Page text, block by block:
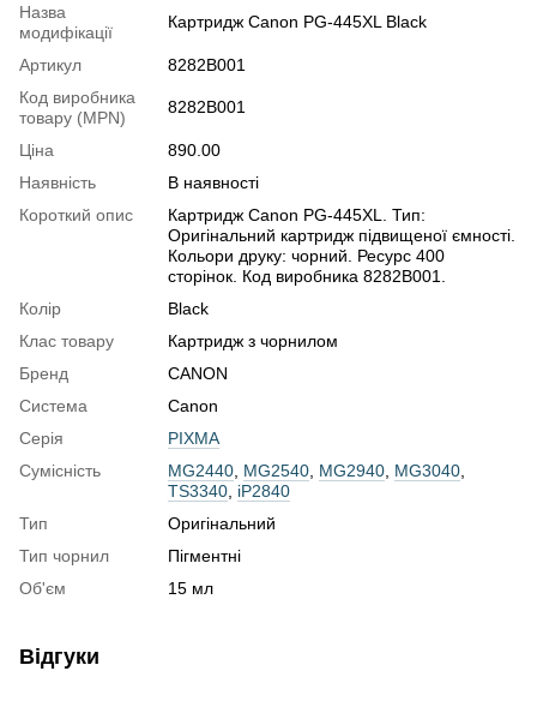
Назва
модифікації
Картридж Canon PG-445XL Black
Артикул
8282B001
Код виробника
товару (MPN)
8282B001
Ціна
890.00
Наявність
В наявності
Короткий опис
Картридж Canon PG-445XL. Тип:
Оригінальний картридж підвищеної ємності.
Кольори друку: чорний. Ресурс 400
сторінок. Код виробника 8282B001.
Колір
Black
Клас товару
Картридж з чорнилом
Бренд
CANON
Система
Canon
Серія
PIXMA
Сумісність
MG2440 MG2540 MG2940 MG3040
TS3340 iP2840
Тип
Оригінальний
Тип чорнил
Пігментні
Об'єм
15 мл
Відгуки